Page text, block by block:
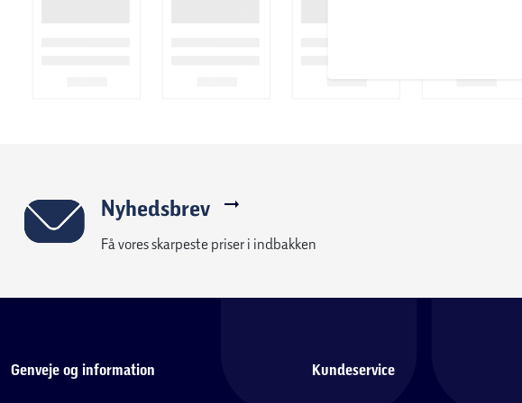
Nyhedsbrev
Få vores skarpeste priser i indbakken
Genveje og information Kundeservice